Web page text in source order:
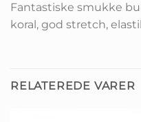
Fantastiske smukke
koral, god stretch,
RELATEREDE VARER